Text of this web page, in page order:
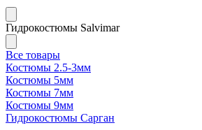
Гидрокостюмы Salvimar
Все товары
Костюмы 2.5-3мм
Костюмы 5мм
Костюмы 7мм
Костюмы 9мм
Гидрокостюмы Сарган